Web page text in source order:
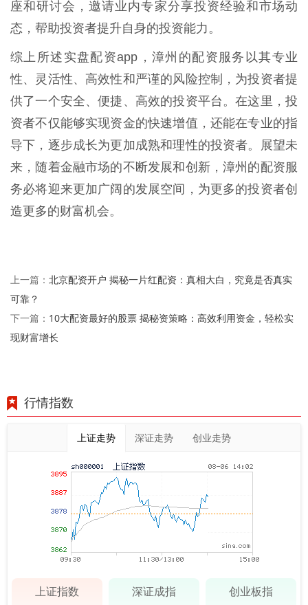
座和研讨会，邀请业内专家分享投资经验和市场动
态，帮助投资者提升自身的投资能力。
综上所述实盘配资app，漳州的配资服务以其专业
性、灵活性、高效性和严谨的风险控制，为投资者提
供了一个安全、便捷、高效的投资平台。在这里，投
资者不仅能够实现资金的快速增值，还能在专业的指
导下，逐步成长为更加成熟和理性的投资者。展望未
来，随着金融市场的不断发展和创新，漳州的配资服
务必将迎来更加广阔的发展空间，为更多的投资者创
造更多的财富机会。
上一篇： 北京配资开户 揭秘一片红配资：真相大白，究竟是否真实
可靠？
下一篇： 10大配资最好的股票 揭秘资策略：高效利用资金，轻松实
现财富增长
行情指数
上证走势 深证走势 创业走势
上证指数 深证成指 创业板指